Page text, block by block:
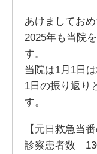
あけましてお
2025年も当院
す。
当院は1月1日
1日の振り返り
す。
【元日救急当
診察患者数